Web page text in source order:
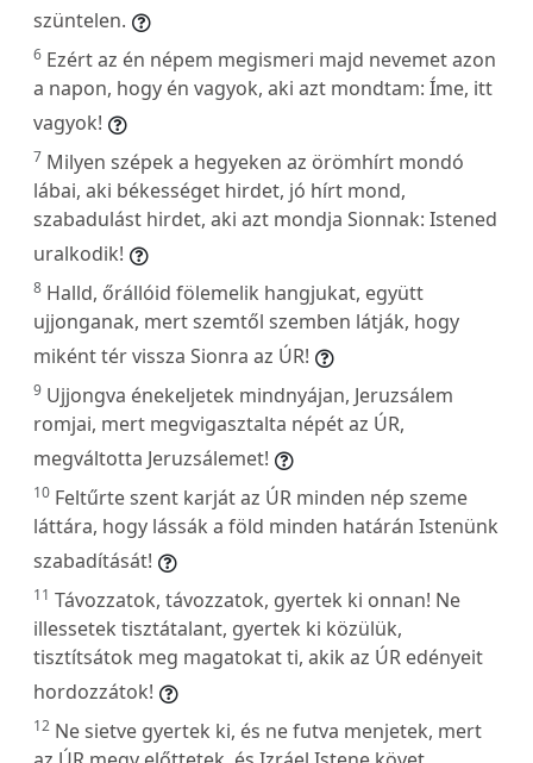
szüntelen.
6 Ezért az én népem megismeri majd nevemet azon
a napon, hogy én vagyok, aki azt mondtam: Íme, itt
vagyok!
7 Milyen szépek a hegyeken az örömhírt mondó
lábai, aki békességet hirdet, jó hírt mond,
szabadulást hirdet, aki azt mondja Sionnak: Istened
uralkodik!
8 Halld, őrállóid fölemelik hangjukat, együtt
ujjonganak, mert szemtől szemben látják, hogy
miként tér vissza Sionra az ÚR!
9 Ujjongva énekeljetek mindnyájan, Jeruzsálem
romjai, mert megvigasztalta népét az ÚR,
megváltotta Jeruzsálemet!
10 Feltűrte szent karját az ÚR minden nép szeme
láttára, hogy lássák a föld minden határán Istenünk
szabadítását!
11 Távozzatok, távozzatok, gyertek ki onnan! Ne
illessetek tisztátalant, gyertek ki közülük,
tisztítsátok meg magatokat ti, akik az ÚR edényeit
hordozzátok!
12 Ne sietve gyertek ki, és ne futva menjetek, mert